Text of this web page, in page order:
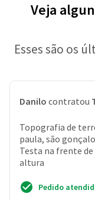
Veja
Esses são os
Danilo contratou
Topografia de
paula, são
Testa na frente
altura
Pedido